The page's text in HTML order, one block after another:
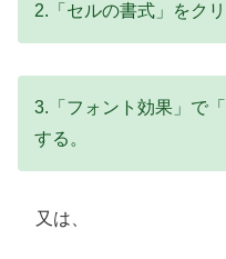
2.「セルの書式」をクリ
3.「フォント効果」で
する。
又は、